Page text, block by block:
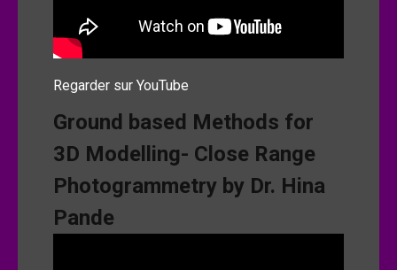
Regarder sur YouTube
Ground based Methods for
3D Modelling- Close Range
Photogrammetry by Dr. Hina
Pande